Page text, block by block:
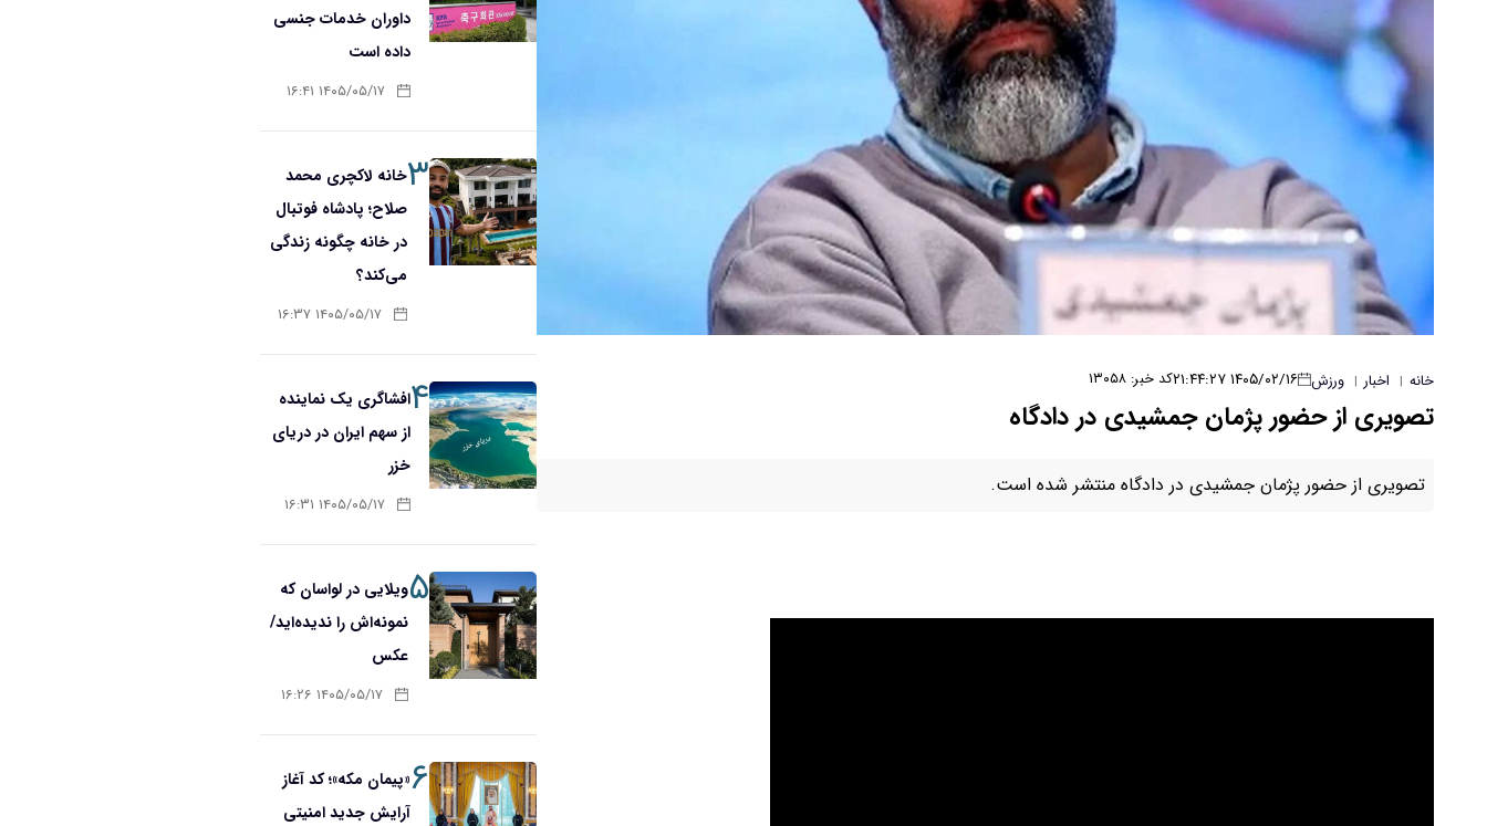
خانه | اخبار | ورزش ۱۴۰۵/۰۲/۱۶ ۲۱:۴۴:۲۷ کد خبر: ۱۳۰۵۸
تصویری از حضور پژمان جمشیدی در دادگاه
تصویری از حضور پژمان جمشیدی در دادگاه منتشر شده است.
داوران خدمات جنسی
داده است
۱۴۰۵/۰۵/۱۷ ۱۶:۴۱
۳خانه لاکچری محمد
صلاح؛ پادشاه فوتبال
در خانه چگونه زندگی
می‌کند؟
۱۴۰۵/۰۵/۱۷ ۱۶:۳۷
۴افشاگری یک نماینده
از سهم ایران در دریای
خزر
۱۴۰۵/۰۵/۱۷ ۱۶:۳۱
۵ویلایی در لواسان که
نمونه‌اش را ندیده‌اید/
عکس
۱۴۰۵/۰۵/۱۷ ۱۶:۲۶
۶«پیمان مکه»؛ کد آغاز
آرایش جدید امنیتی